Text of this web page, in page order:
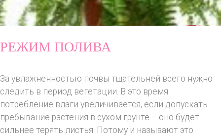
РЕЖИМ ПОЛИВА
За увлажненностью почвы тщательней всего нужно
следить в период вегетации. В это время
потребление влаги увеличивается, если допускать
пребывание растения в сухом грунте – оно будет
сильнее терять листья. Потому и называют это